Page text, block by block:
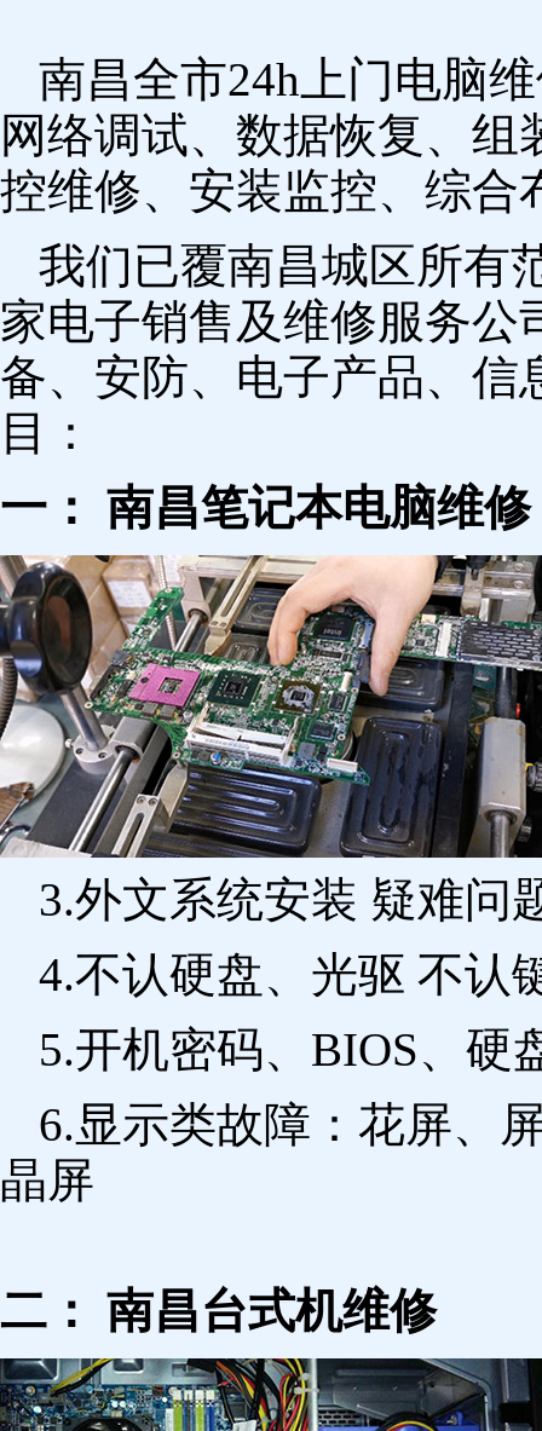
南昌全市24h上门电脑
网络调试、数据恢复、
控维修、安装监控、综合
我们已覆南昌城区所有
家电子销售及维修服务公
备、安防、电子产品、信
目：
一： 南昌笔记本电脑维修
3.外文系统安装 疑难问
4.不认硬盘、光驱 不认
5.开机密码、BIOS、硬
6.显示类故障：花屏、
晶屏
二： 南昌台式机维修